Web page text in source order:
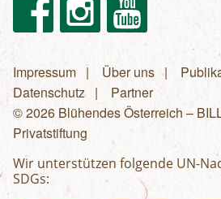
Fußzeilenmenü
Impressum Über uns
Datenschutz
Partner
© 2026 Blühendes Österreich –
Privatstiftung
Wir unterstützen folgende UN-
SDGs: